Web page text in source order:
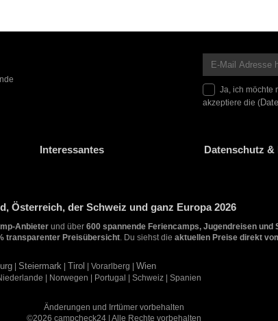
Ja, ich möchte
akzeptiere die (
Interessantes Datenschutz &
Österreich, der Schweiz und ganz Europa 2026
Anbieter und über 600 spannende Feriencamps, Jugendreisen und
transparenter Preisübersicht. Du siehst die aktuellen Preise direkt
Steiermark Tirol | Vorarlberg | Wien
| Norwegen | Portugal | Schweiz | Spanien
Änderungen und Irrtümer vorbehalten
©2026 campcheck24 | Alle Rechte vorbehalten